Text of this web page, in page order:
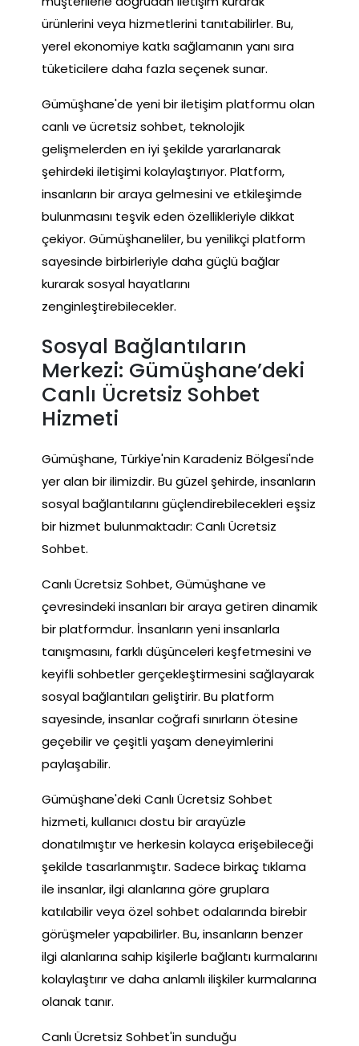
ürünlerini veya hizmetlerini tanıtabilirler. Bu,
yerel ekonomiye katkı sağlamanın yanı sıra
tüketicilere daha fazla seçenek sunar.
Gümüşhane'de yeni bir iletişim platformu olan
canlı ve ücretsiz sohbet, teknolojik
gelişmelerden en iyi şekilde yararlanarak
şehirdeki iletişimi kolaylaştırıyor. Platform,
insanların bir araya gelmesini ve etkileşimde
bulunmasını teşvik eden özellikleriyle dikkat
çekiyor. Gümüşhaneliler, bu yenilikçi platform
sayesinde birbirleriyle daha güçlü bağlar
kurarak sosyal hayatlarını
zenginleştirebilecekler.
Sosyal Bağlantıların
Merkezi: Gümüşhane’deki
Canlı Ücretsiz Sohbet
Hizmeti
Gümüşhane, Türkiye'nin Karadeniz Bölgesi'nde
yer alan bir ilimizdir. Bu güzel şehirde, insanların
sosyal bağlantılarını güçlendirebilecekleri eşsiz
bir hizmet bulunmaktadır: Canlı Ücretsiz
Sohbet.
Canlı Ücretsiz Sohbet, Gümüşhane ve
çevresindeki insanları bir araya getiren dinamik
bir platformdur. İnsanların yeni insanlarla
tanışmasını, farklı düşünceleri keşfetmesini ve
keyifli sohbetler gerçekleştirmesini sağlayarak
sosyal bağlantıları geliştirir. Bu platform
sayesinde, insanlar coğrafi sınırların ötesine
geçebilir ve çeşitli yaşam deneyimlerini
paylaşabilir.
Gümüşhane'deki Canlı Ücretsiz Sohbet
hizmeti, kullanıcı dostu bir arayüzle
donatılmıştır ve herkesin kolayca erişebileceği
şekilde tasarlanmıştır. Sadece birkaç tıklama
ile insanlar, ilgi alanlarına göre gruplara
katılabilir veya özel sohbet odalarında birebir
görüşmeler yapabilirler. Bu, insanların benzer
ilgi alanlarına sahip kişilerle bağlantı kurmalarını
kolaylaştırır ve daha anlamlı ilişkiler kurmalarına
olanak tanır.
Canlı Ücretsiz Sohbet'in sunduğu